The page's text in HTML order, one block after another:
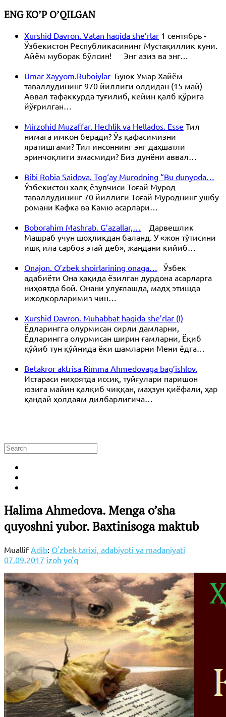
ENG KO’P O’QILGAN
Xurshid Davron. Vatan haqida she’rlar 1 сентябрь -
Ўзбекистон Республикасининг Мустақиллик куни.
Айём муборак бўлсин! Энг азиз ва энг…
Umar Xayyom.Ruboiylar Буюк Умар Хайём
таваллудининг 970 йиллиги олдидан (15 май)
Аввал тафаккурда туғилиб, кейин қалб қўрига
йўғрилган…
Mirzohid Muzaffar. Hechlik va Hellados. Esse Тил
нимага имкон беради? Ўз қафасимизни
яратишгами? Тил инсоннинг энг даҳшатли
эринчоқлиги эмасмиди? Биз дунёни аввал…
Bibi Robia Saidova. Tog‘ay Murodning “Bu dunyoda…
Ўзбекистон халқ ёзувчиси Тоғай Мурод
таваллудининг 70 йиллиги Тоғай Муроднинг ушбу
романи Кафка ва Камю асарлари…
Boborahim Mashrab. G’azallar,…
Дарвешлик
Машраб учун шоҳликдан баланд. У «жон тўтисини
ишқ ила сарбоз этай деб», жандани кийиб…
Onajon. O’zbek shoirlarining onaga…
Ўзбек
адабиёти Она ҳақида ёзилган дурдона асарларга
ниҳоятда бой. Онани улуғлашда, мадҳ этишда
ижодкорларимиз чин…
Xurshid Davron. Muhabbat haqida she’rlar (I)
Ёдларингга олурмисан сирли дамларни,
Ёдларингга олурмисан ширин ғамларни, Ёқиб
қўйиб тун қўйнида ёки шамларни Мени ёдга…
Betakror aktrisa Rimma Ahmedovaga bag’ishlov.
Истараси ниҳоятда иссиқ, туйғулари паришон
юзига майин қалқиб чиққан, маҳзун қиёфали, ҳар
қандай ҳолдаям дилбарлигича…
Halima Ahmedova. Menga o’sha
quyoshni yubor. Baxtinisoga maktub
Muallif Adib: O'zbek tarixi, adabiyoti va madaniyati
07.09.2017 izoh yo'q